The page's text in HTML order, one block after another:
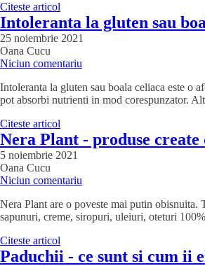
Citeste articol
Intoleranta la gluten sau
25 noiembrie 2021
Oana Cucu
Niciun comentariu
Intoleranta la gluten sau boala celiaca este o
pot absorbi nutrienti in mod corespunzator.
Citeste articol
Nera Plant - produse
5 noiembrie 2021
Oana Cucu
Niciun comentariu
Nera Plant are o poveste mai putin
sapunuri, creme, siropuri, uleiuri, oteturi
Citeste articol
Paduchii - ce sunt si cum ii